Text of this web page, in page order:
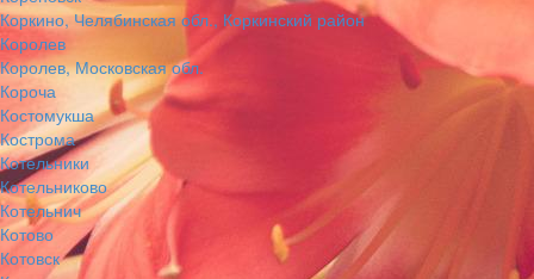
Коркино, Челябинская обл., Коркинский район
Королев
Королев, Московская обл.
Короча
Костомукша
Кострома
Котельники
Котельниково
Котельнич
Котово
Котовск